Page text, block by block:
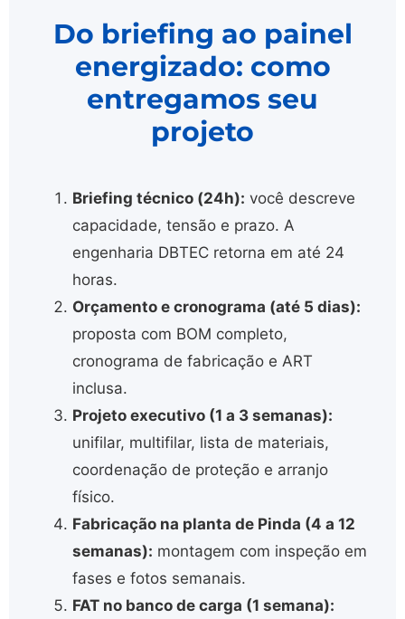
Do briefing ao painel
energizado: como
entregamos seu
projeto
Briefing técnico (24h): você descreve
capacidade, tensão e prazo. A
engenharia DBTEC retorna em até 24
horas.
Orçamento e cronograma (até 5 dias):
proposta com BOM completo,
cronograma de fabricação e ART
inclusa.
Projeto executivo (1 a 3 semanas):
unifilar, multifilar, lista de materiais,
coordenação de proteção e arranjo
físico.
Fabricação na planta de Pinda (4 a 12
semanas): montagem com inspeção em
fases e fotos semanais.
FAT no banco de carga (1 semana):